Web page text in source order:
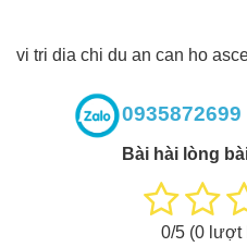
vi tri dia chi du an can ho
0935872699
Bài hài lòng
0/5 (0lượt